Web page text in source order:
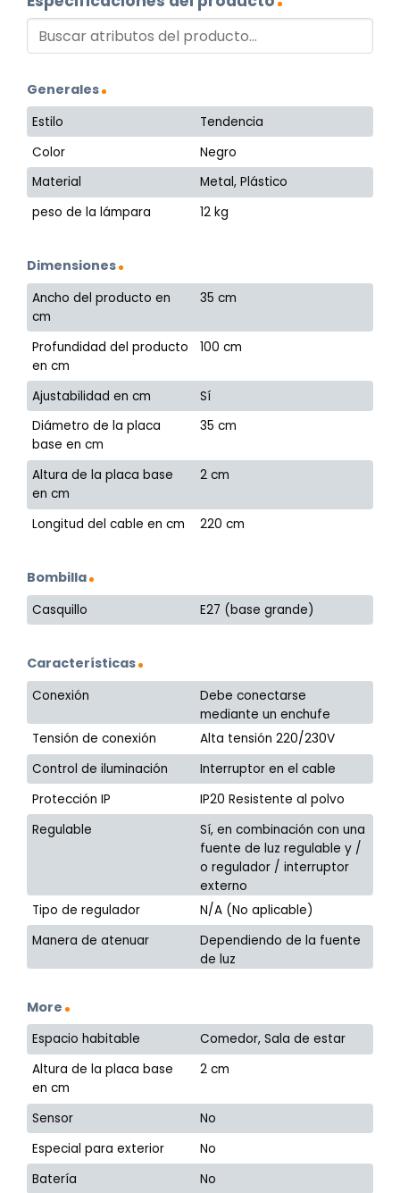
Generales
Estilo
Tendencia
Color
Negro
Material
Metal, Plástico
peso de la lámpara
12 kg
Dimensiones
Ancho del producto en
cm
35 cm
Profundidad del producto
en cm
100 cm
Ajustabilidad en cm
Sí
Diámetro de la placa
base en cm
35 cm
Altura de la placa base
en cm
2 cm
Longitud del cable en cm 220 cm
Bombilla
Casquillo E27 (base grande)
Características
Conexión
Debe conectarse
mediante un enchufe
Tensión de conexión
Alta tensión 220/230V
Control de iluminación
Interruptor en el cable
Protección IP
IP20 Resistente al polvo
Regulable
Sí, en combinación con una
fuente de luz regulable y /
o regulador / interruptor
externo
Tipo de regulador
N/A (No aplicable)
Manera de atenuar
Dependiendo de la fuente
de luz
More
Espacio habitable
Comedor, Sala de estar
Altura de la placa base
en cm
2 cm
Sensor
No
Especial para exterior
No
Batería
No